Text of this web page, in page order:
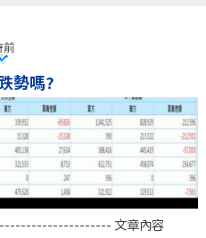
前
勢嗎?
文章內容